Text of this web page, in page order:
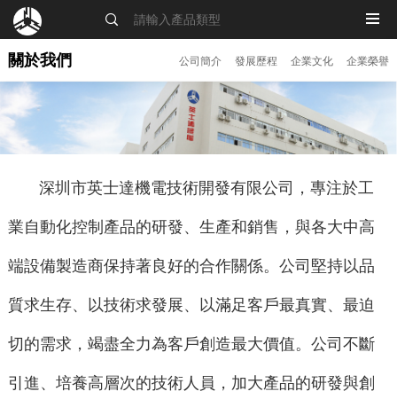
MENU
關於我們 公司簡介 發展歷程 企業文化 企業榮譽
深圳市英士達機電技術開發有限公司，專注於工
業自動化控制產品的研發、生產和銷售，與各大中高
端設備製造商保持著良好的合作關係。公司堅持以品
質求生存、以技術求發展、以滿足客戶最真實、最迫
切的需求，竭盡全力為客戶創造最大價值。公司不斷
引進、培養高層次的技術人員，加大產品的研發與創